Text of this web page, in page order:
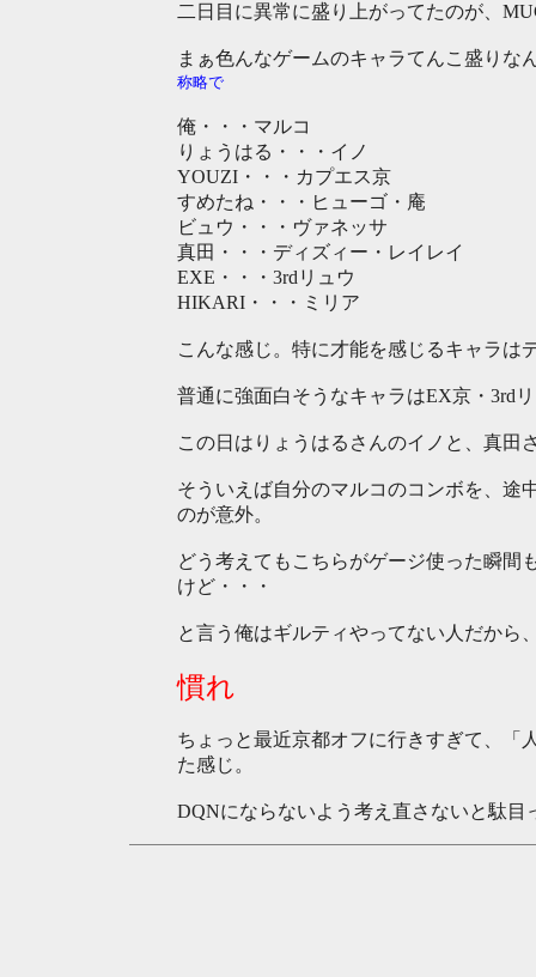
二日目に異常に盛り上がってたのが、
まぁ色んなゲームのキャラてんこ盛りな
称略で
俺・・・マルコ
りょうはる・・・イノ
YOUZI・・・カプエス京
すめたね・・・ヒューゴ・庵
ビュウ・・・ヴァネッサ
真田・・・ディズィー・レイレイ
EXE・・・3rdリュウ
HIKARI・・・ミリア
こんな感じ。特に才能を感じるキャラは
普通に強面白そうなキャラはEX京・3rd
この日はりょうはるさんのイノと、真田
そういえば自分のマルコのコンボを、途
のが意外。
どう考えてもこちらがゲージ使った瞬間
けど・・・
と言う俺はギルティやってない人だから
慣れ
ちょっと最近京都オフに行きすぎて、「
た感じ。
DQNにならないよう考え直さないと駄目